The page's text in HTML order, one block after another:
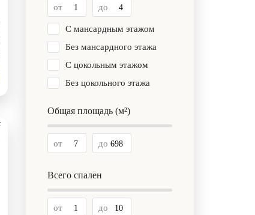
от до
С мансардным этажом
Без мансардного этажа
С цокольным этажом
Без цокольного этажа
Общая площадь (м²)
от до
Всего спален
от до